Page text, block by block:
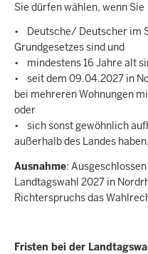
Sie dürfen wählen, wenn Sie
• Deutsche/ Deutscher im
Grundgesetzes sind und
• mindestens 16 Jahre alt
• seit dem 09.04.2027 in
bei mehreren Wohnungen
oder
• sich sonst gewöhnlich
außerhalb des Landes haben.
Ausnahme:
Landtagswahl 2027 in
Richterspruchs das
Fristen bei der